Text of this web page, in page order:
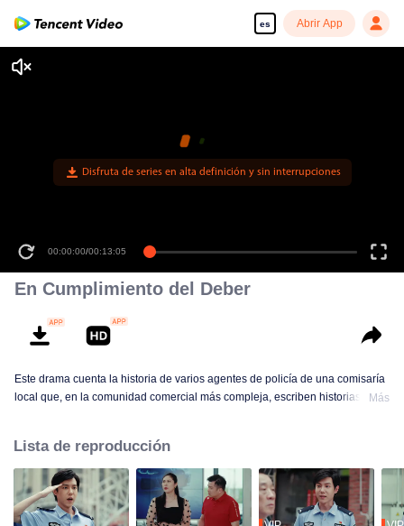
es Abrir App
Disfruta de series en alta definición y sin interrupciones
00:00:00/00:13:05
En Cumplimiento del Deber
Este drama cuenta la historia de varios agentes de policía de una comisaría
local que, en la comunidad comercial más compleja, escriben historias
Más
Lista de reproducción